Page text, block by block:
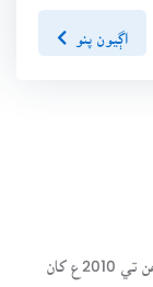
اڳيون پنو
سنڌسلامت ڪتاب گهر ھڪ آن لائين لائبريري آھي، جنھن تي 2010ع کان